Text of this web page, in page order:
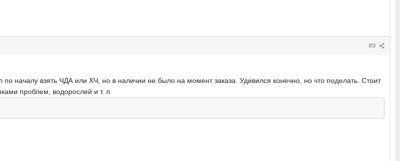
#9
по началу взять ЧДА или ХЧ, но в наличии не было на момент заказа. Удивился конечно, но что поделать. Стоит
проблем, водорослей и т. п